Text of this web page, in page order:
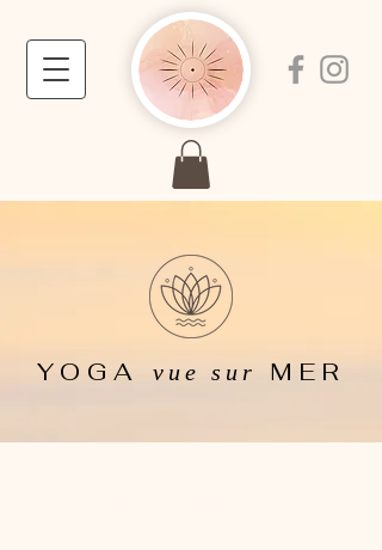
YOGA vue sur MER